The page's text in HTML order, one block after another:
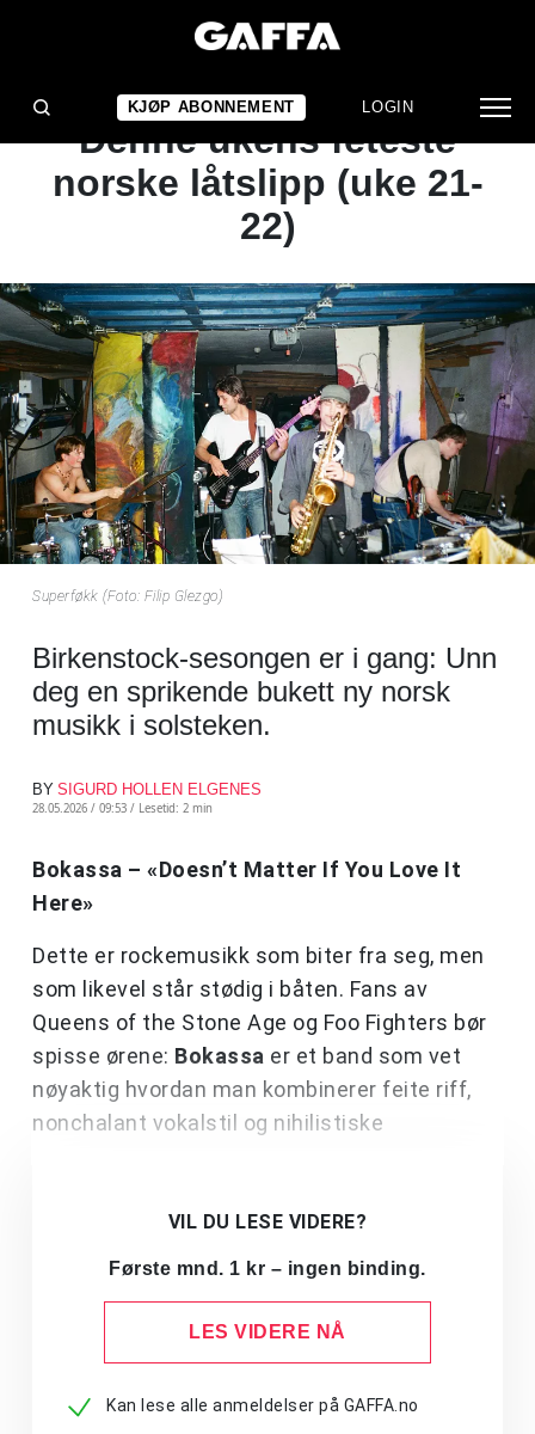
KJØP ABONNEMENT LOGIN
ARTIKKEL
GAFFA ANBEFALER:
Denne ukens feteste
norske låtslipp (uke 21-
22)
Superføkk (Foto: Filip Glezgo)
Birkenstock-sesongen er i gang: Unn
deg en sprikende bukett ny norsk
musikk i solsteken.
BY SIGURD HOLLEN ELGENES
28.05.2026 / 09:53 / Lesetid: 2 min
Bokassa – «Doesn’t Matter If You Love It
Here»
Dette er rockemusikk som biter fra seg, men
som likevel står stødig i båten. Fans av
Queens of the Stone Age og Foo Fighters bør
spisse ørene: Bokassa er et band som vet
nøyaktig hvordan man kombinerer feite riff,
nonchalant vokalstil og nihilistiske
VIL DU LESE VIDERE?
Første mnd. 1 kr – ingen binding.
LES VIDERE NÅ
Kan lese alle anmeldelser på GAFFA.no